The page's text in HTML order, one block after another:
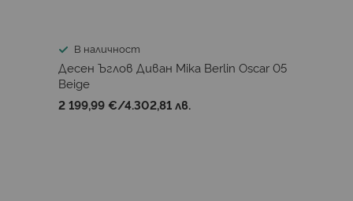
В наличност
Десен Ъглов Диван Mika Berlin Oscar 05
Beige
2 199,99 €/4.302,81 лв.